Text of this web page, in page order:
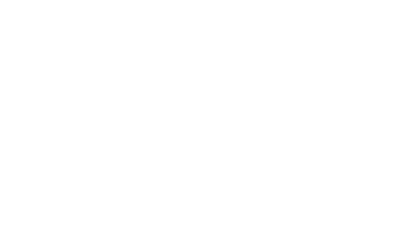
debout, de
saura inspirer
à cette